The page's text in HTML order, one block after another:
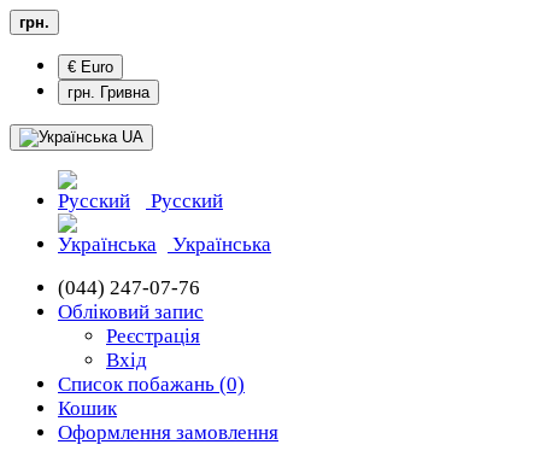
грн.
€ Euro
грн. Гривна
UA
Русский
Українська
(044) 247-07-76
Обліковий запис
Реєстрація
Вхід
Список побажань (0)
Кошик
Оформлення замовлення